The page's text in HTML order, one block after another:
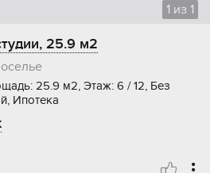
1 из 1
25.9 м2
25.9 м2, Этаж: 6 / 12, Без
Ипотека